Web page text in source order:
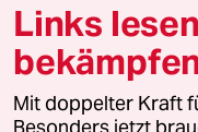
© 2026 taz Verlags
Alle Rechte vorbehalten. Bei
wenden Sie sich bitte an
Links
Mit doppelter Kraft